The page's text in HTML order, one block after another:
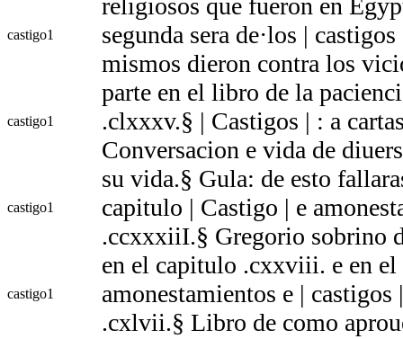
castigo1
religiosos que fueron en
segunda sera de·los |
mismos dieron contra los
castigo1
parte en el libro de la
.clxxxv.§ | Castigos | : a
Conversacion e vida de
castigo1
su vida.§ Gula: de esto
capitulo | Castigo | e
.ccxxxiiI.§ Gregorio sobrino
castigo1
en el capitulo .cxxviii. e en
amonestamientos e | castigos
.cxlvii.§ Libro de como